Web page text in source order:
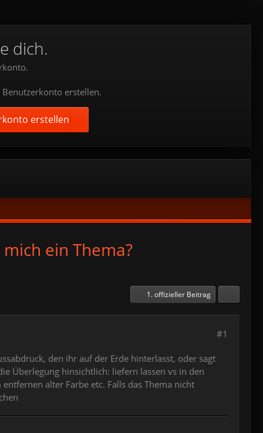
dich.
erstellen.
erstellen
ein Thema?
1. offizieller Beitrag
#1
den ihr auf der Erde hinterlasst, oder sagt
Überlegung hinsichtlich: liefern lassen vs in den
alter Farbe etc. Falls das Thema nicht